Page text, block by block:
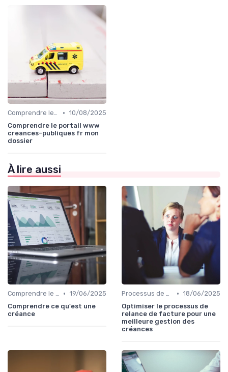
Comprendre le Recouvrement de Créances • 10/08/2025
Comprendre le portail www
creances-publiques fr mon
dossier
À lire aussi
Comprendre le Recouvrement de Créances • 19/06/2025
Comprendre ce qu'est une
créance
Processus de Recouvrement • 18/06/2025
Optimiser le processus de
relance de facture pour une
meilleure gestion des
créances